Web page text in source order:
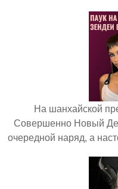
На шанхайской
Совершенно Новый
очередной наряд, а